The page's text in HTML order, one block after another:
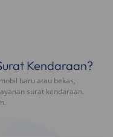
Kendaraan?
baru atau bekas,
surat kendaraan.